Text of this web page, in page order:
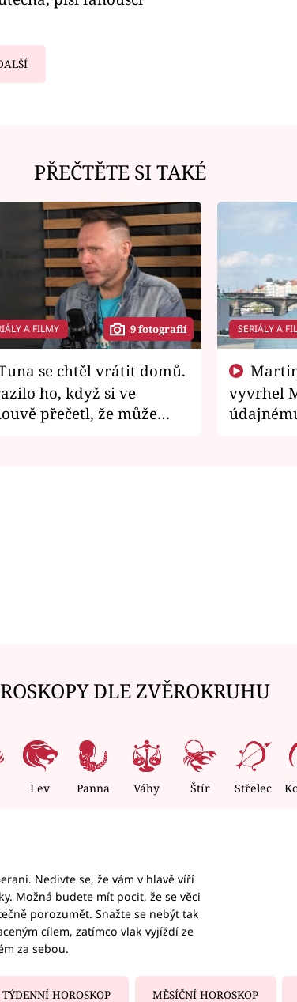
PŘEČTĚTE SI TAKÉ
A FILMY 9 fotografií
ho, když si ve
přečetl, že může
SERIÁLY A
vyvrhel
DLE ZVĚROKRUHU
Lev Panna Váhy Štír Střelec
Nedivte se, že vám v hlavě víří
Možná budete mít pocit, že se věci
porozumět. Snažte se nebýt tak
cílem, zatímco vlak vyjíždí ze
za sebou.
TÝDENNÍ HOROSKOP MĚSÍČNÍ HOROSKOP